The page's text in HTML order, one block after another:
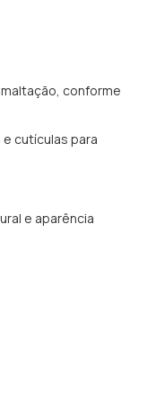
conforme
cutículas para
e aparência